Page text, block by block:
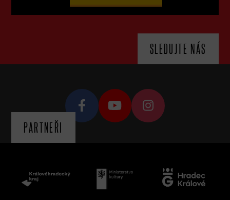
SLEDUJTE NÁS
PARTNEŘI